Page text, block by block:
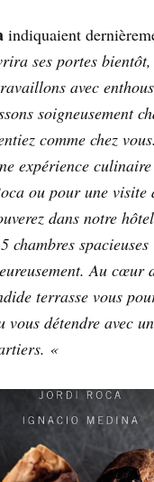
indiquaient
ses portes
avec
soigneusement
comme chez
expérience
ou pour une
dans notre
chambres spacieuses
Au cœur
terrasse vous
vous détendre avec
«